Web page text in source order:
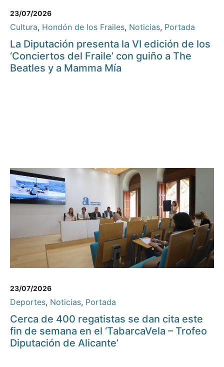
23/07/2026
Cultura, Hondón de los Frailes, Noticias, Portada
La Diputación presenta la VI edición de los
‘Conciertos del Fraile’ con guiño a The
Beatles y a Mamma Mía
23/07/2026
Deportes, Noticias, Portada
Cerca de 400 regatistas se dan cita este
fin de semana en el ‘TabarcaVela – Trofeo
Diputación de Alicante’